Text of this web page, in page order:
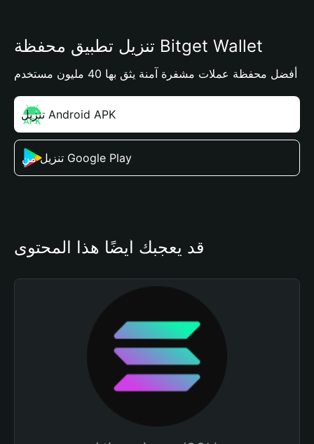
تنزيل تطبيق محفظة Bitget Wallet
أفضل محفظة عملات مشفرة آمنة يثق بها 40 مليون مستخدم
تنزيل Android APK
تنزيل من Google Play
قد يعجبك أيضًا هذا المحتوى